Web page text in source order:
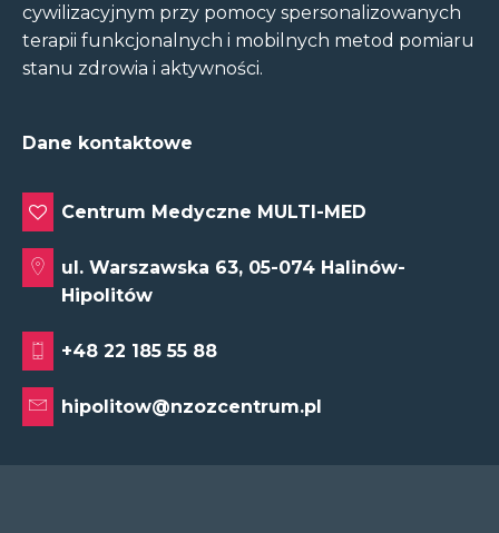
cywilizacyjnym przy pomocy spersonalizowanych
terapii funkcjonalnych i mobilnych metod pomiaru
stanu zdrowia i aktywności.
Dane kontaktowe
Centrum Medyczne MULTI-MED
ul. Warszawska 63, 05-074 Halinów-
Hipolitów
+48 22 185 55 88
hipolitow@nzozcentrum.pl